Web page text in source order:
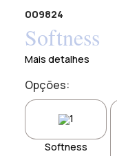
009824
Softness
Mais detalhes
Opções:
Softness